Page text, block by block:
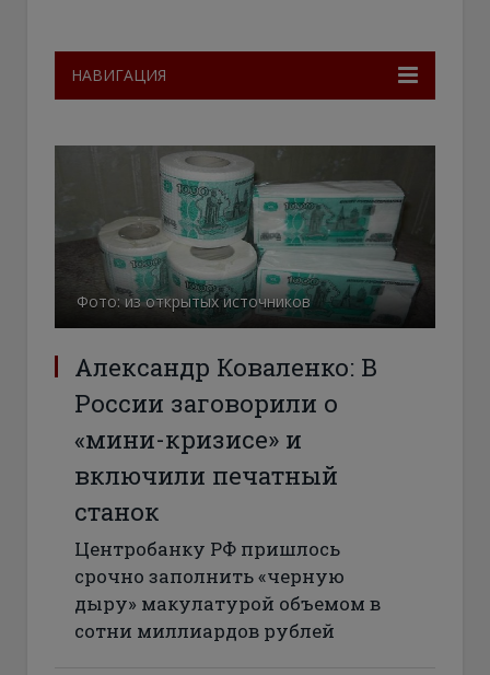
НАВИГАЦИЯ
Фото: из открытых источников
Александр Коваленко: В
России заговорили о
«мини-кризисе» и
включили печатный
станок
Центробанку РФ пришлось
срочно заполнить «черную
дыру» макулатурой объемом в
сотни миллиардов рублей